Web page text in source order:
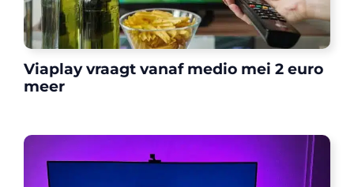
Viaplay vraagt vanaf medio mei 2 euro
meer